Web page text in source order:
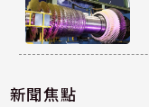
新聞焦點